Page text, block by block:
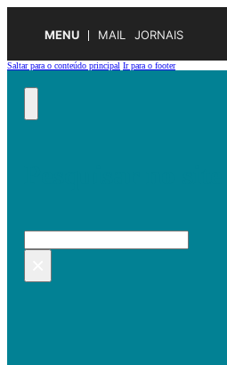
MENU MAIL JORNAIS
Saltar para o conteúdo principal Ir para o footer
Pesquisar